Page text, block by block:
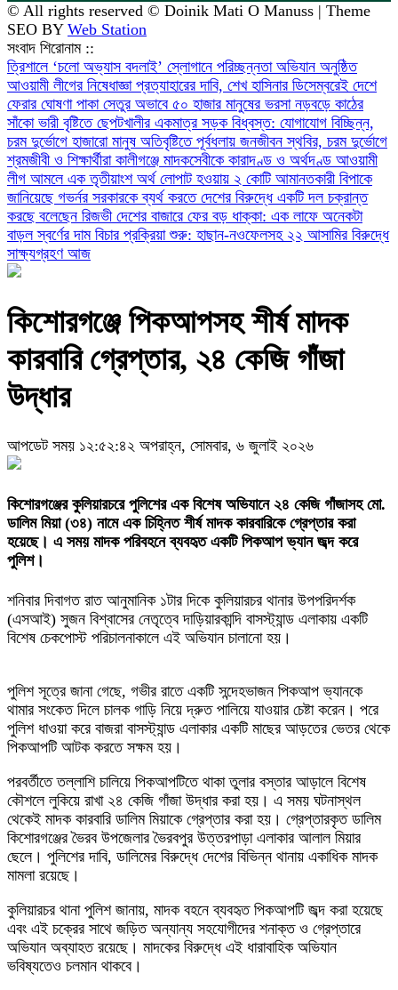
© All rights reserved © Doinik Mati O Manuss | Theme
SEO BY Web Station
সংবাদ শিরোনাম ::
‎ত্রিশালে ‘চলো অভ্যাস বদলাই’ স্লোগানে পরিচ্ছন্নতা অভিযান অনুষ্ঠিত
আওয়ামী লীগের নিষেধাজ্ঞা প্রত্যাহারের দাবি, শেখ হাসিনার ডিসেম্বরেই দেশে
ফেরার ঘোষণা পাকা সেতুর অভাবে ৫০ হাজার মানুষের ভরসা নড়বড়ে কাঠের
সাঁকো ভারী বৃষ্টিতে ছেপটখালীর একমাত্র সড়ক বিধ্বস্ত: যোগাযোগ বিচ্ছিন্ন,
চরম দুর্ভোগে হাজারো মানুষ অতিবৃষ্টিতে পূর্বধলায় জনজীবন স্থবির, চরম দুর্ভোগে
শ্রমজীবী ও শিক্ষার্থীরা কালীগঞ্জে মাদকসেবীকে কারাদণ্ড ও অর্থদণ্ড আওয়ামী
লীগ আমলে এক তৃতীয়াংশ অর্থ লোপাট হওয়ায় ২ কোটি আমানতকারী বিপাকে
জানিয়েছে গভর্নর সরকারকে ব্যর্থ করতে দেশের বিরুদ্ধে একটি দল চক্রান্ত
করছে বলেছেন রিজভী দেশের বাজারে ফের বড় ধাক্কা: এক লাফে অনেকটা
বাড়ল স্বর্ণের দাম বিচার প্রক্রিয়া শুরু: হাছান-নওফেলসহ ২২ আসামির বিরুদ্ধে
সাক্ষ্যগ্রহণ আজ
কিশোরগঞ্জে পিকআপসহ শীর্ষ মাদক
কারবারি গ্রেপ্তার, ২৪ কেজি গাঁজা
উদ্ধার
আপডেট সময় ১২:৫২:৪২ অপরাহ্ন, সোমবার, ৬ জুলাই ২০২৬
কিশোরগঞ্জের কুলিয়ারচরে পুলিশের এক বিশেষ অভিযানে ২৪ কেজি গাঁজাসহ মো.
ডালিম মিয়া (৩৪) নামে এক চিহ্নিত শীর্ষ মাদক কারবারিকে গ্রেপ্তার করা
হয়েছে। এ সময় মাদক পরিবহনে ব্যবহৃত একটি পিকআপ ভ্যান জব্দ করে
পুলিশ।
শনিবার দিবাগত রাত আনুমানিক ১টার দিকে কুলিয়ারচর থানার উপপরিদর্শক
(এসআই) সুজন বিশ্বাসের নেতৃত্বে দাড়িয়ারকান্দি বাসস্ট্যান্ড এলাকায় একটি
বিশেষ চেকপোস্ট পরিচালনাকালে এই অভিযান চালানো হয়।
পুলিশ সূত্রে জানা গেছে, গভীর রাতে একটি সন্দেহভাজন পিকআপ ভ্যানকে
থামার সংকেত দিলে চালক গাড়ি নিয়ে দ্রুত পালিয়ে যাওয়ার চেষ্টা করেন। পরে
পুলিশ ধাওয়া করে বাজরা বাসস্ট্যান্ড এলাকার একটি মাছের আড়তের ভেতর থেকে
পিকআপটি আটক করতে সক্ষম হয়।
​পরবর্তীতে তল্লাশি চালিয়ে পিকআপটিতে থাকা তুলার বস্তার আড়ালে বিশেষ
কৌশলে লুকিয়ে রাখা ২৪ কেজি গাঁজা উদ্ধার করা হয়। এ সময় ঘটনাস্থল
থেকেই মাদক কারবারি ডালিম মিয়াকে গ্রেপ্তার করা হয়। গ্রেপ্তারকৃত ডালিম
কিশোরগঞ্জের ভৈরব উপজেলার ভৈরবপুর উত্তরপাড়া এলাকার আলাল মিয়ার
ছেলে। পুলিশের দাবি, ডালিমের বিরুদ্ধে দেশের বিভিন্ন থানায় একাধিক মাদক
মামলা রয়েছে।
​কুলিয়ারচর থানা পুলিশ জানায়, মাদক বহনে ব্যবহৃত পিকআপটি জব্দ করা হয়েছে
এবং এই চক্রের সাথে জড়িত অন্যান্য সহযোগীদের শনাক্ত ও গ্রেপ্তারে
অভিযান অব্যাহত রয়েছে। মাদকের বিরুদ্ধে এই ধারাবাহিক অভিযান
ভবিষ্যতেও চলমান থাকবে।